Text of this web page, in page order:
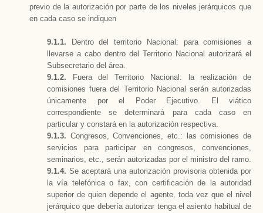
previo de la autorización por parte de los niveles jerárquicos que
en cada caso se indiquen
9.1.1. Dentro del territorio Nacional: para comisiones a
llevarse a cabo dentro del Territorio Nacional autorizará el
Subsecretario del área.
9.1.2. Fuera del Territorio Nacional: la realización de
comisiones fuera del Territorio Nacional serán autorizadas
únicamente por el Poder Ejecutivo. El viático
correspondiente se determinará para cada caso en
particular y constará en la autorización respectiva.
9.1.3. Congresos, Convenciones, etc.: las comisiones de
servicios para participar en congresos, convenciones,
seminarios, etc., serán autorizadas por el ministro del ramo.
9.1.4. Se aceptará una autorización provisoria obtenida por
la vía telefónica o fax, con certificación de la autoridad
superior de quien depende el agente, toda vez que el nivel
jerárquico que debería autorizar tenga el asiento habitual de